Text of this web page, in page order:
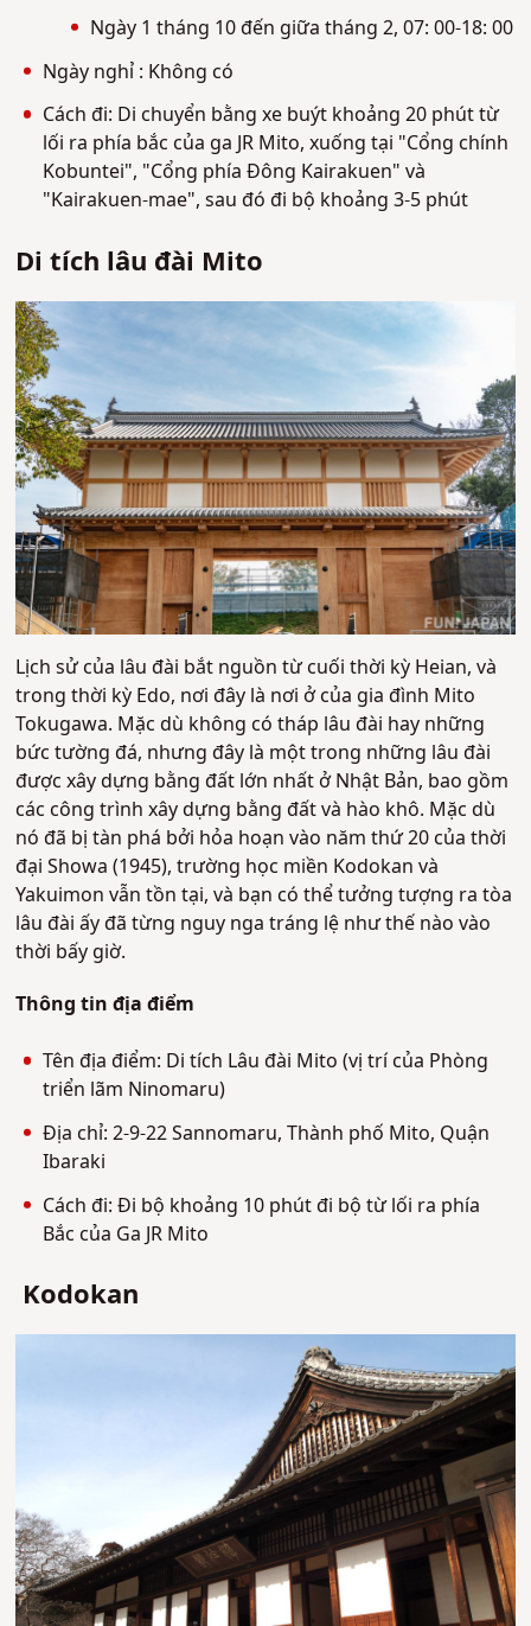
Ngày 1 tháng 10 đến giữa tháng 2, 07: 00-18: 00
Ngày nghỉ : Không có
Cách đi: Di chuyển bằng xe buýt khoảng 20 phút từ
lối ra phía bắc của ga JR Mito, xuống tại "Cổng chính
Kobuntei", "Cổng phía Đông Kairakuen" và
"Kairakuen-mae", sau đó đi bộ khoảng 3-5 phút
Di tích lâu đài Mito
Lịch sử của lâu đài bắt nguồn từ cuối thời kỳ Heian, và
trong thời kỳ Edo, nơi đây là nơi ở của gia đình Mito
Tokugawa. Mặc dù không có tháp lâu đài hay những
bức tường đá, nhưng đây là một trong những lâu đài
được xây dựng bằng đất lớn nhất ở Nhật Bản, bao gồm
các công trình xây dựng bằng đất và hào khô. Mặc dù
nó đã bị tàn phá bởi hỏa hoạn vào năm thứ 20 của thời
đại Showa (1945), trường học miền Kodokan và
Yakuimon vẫn tồn tại, và bạn có thể tưởng tượng ra tòa
lâu đài ấy đã từng nguy nga tráng lệ như thế nào vào
thời bấy giờ.
Thông tin địa điểm
Tên địa điểm: Di tích Lâu đài Mito (vị trí của Phòng
triển lãm Ninomaru)
Địa chỉ: 2-9-22 Sannomaru, Thành phố Mito, Quận
Ibaraki
Cách đi: Đi bộ khoảng 10 phút đi bộ từ lối ra phía
Bắc của Ga JR Mito
Kodokan